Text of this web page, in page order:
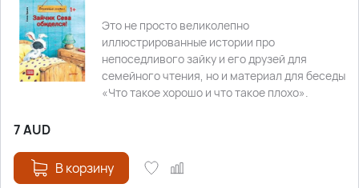
Это не просто великолепно
иллюстрированные истории про
непоседливого зайку и его друзей для
семейного чтения, но и материал для беседы
«Что такое хорошо и что такое плохо».
7AUD
В корзину